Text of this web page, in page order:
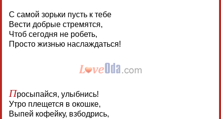
С самой зорьки пусть к тебе
Вести добрые стремятся,
Чтоб сегодня не робеть,
Просто жизнью наслаждаться!
Просыпайся, улыбнись!
Утро плещется в окошке,
Выпей кофейку, взбодрись,